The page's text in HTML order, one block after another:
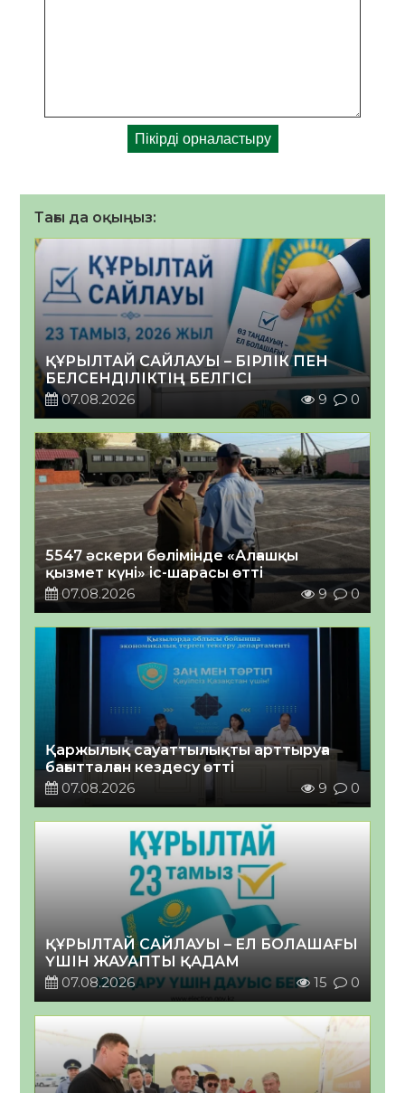
Тағы да оқыңыз:
ҚҰРЫЛТАЙ САЙЛАУЫ – БІРЛІК ПЕН
БЕЛСЕНДІЛІКТІҢ БЕЛГІСІ
07.08.2026
9 0
5547 әскери бөлімінде «Алғашқы
қызмет күні» іс-шарасы өтті
07.08.2026
9 0
Қаржылық сауаттылықты арттыруға
бағытталған кездесу өтті
07.08.2026
9 0
ҚҰРЫЛТАЙ САЙЛАУЫ – ЕЛ БОЛАШАҒЫ
ҮШІН ЖАУАПТЫ ҚАДАМ
07.08.2026
15 0